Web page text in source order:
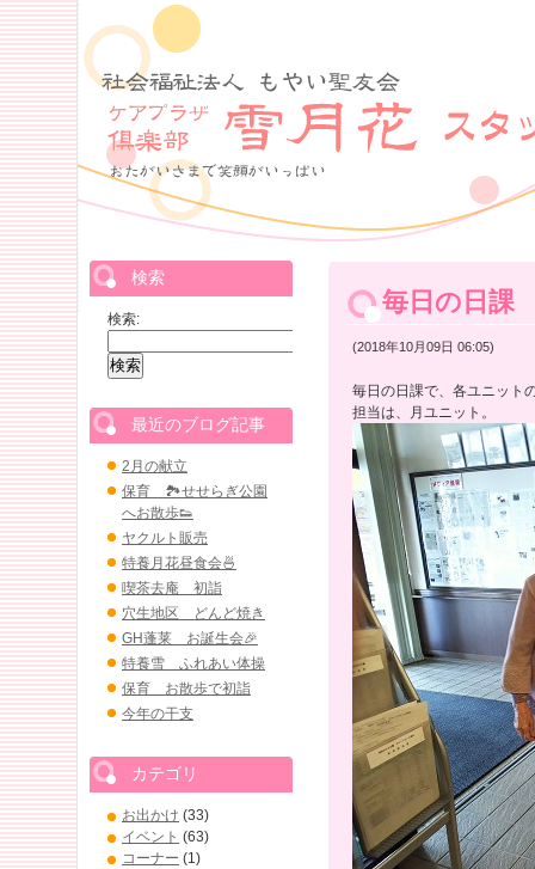
毎日の日課
(2018年10月09日 06:05)
毎日の日課で、各ユニット
担当は、月ユニット。
検索
検索:
最近のブログ記事
2月の献立
保育 🏞せせらぎ公園
へお散歩👟
ヤクルト販売
特養月花昼食会🍜
喫茶去庵 初詣
穴生地区 どんど焼き
GH蓬莱 お誕生会🎉
特養雪 ふれあい体操
保育 お散歩で初詣
今年の干支
カテゴリ
お出かけ (33)
イベント (63)
コーナー (1)